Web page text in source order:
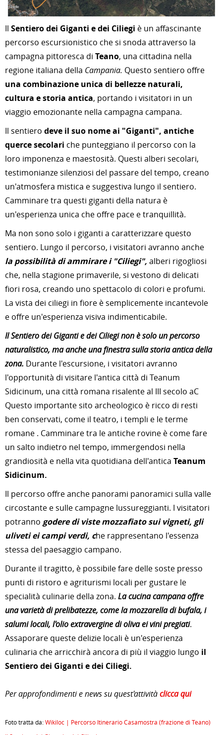
Il Sentiero dei Giganti e dei Ciliegi è un affascinante
percorso escursionistico che si snoda attraverso la
campagna pittoresca di Teano, una cittadina nella
regione italiana della Campania. Questo sentiero offre
una combinazione unica di bellezze naturali,
cultura e storia antica, portando i visitatori in un
viaggio emozionante nella campagna campana.
Il sentiero deve il suo nome ai "Giganti", antiche
querce secolari che punteggiano il percorso con la
loro imponenza e maestosità. Questi alberi secolari,
testimonianze silenziosi del passare del tempo, creano
un'atmosfera mistica e suggestiva lungo il sentiero.
Camminare tra questi giganti della natura è
un'esperienza unica che offre pace e tranquillità.
Ma non sono solo i giganti a caratterizzare questo
sentiero. Lungo il percorso, i visitatori avranno anche
la possibilità di ammirare i "Ciliegi", alberi rigogliosi
che, nella stagione primaverile, si vestono di delicati
fiori rosa, creando uno spettacolo di colori e profumi.
La vista dei ciliegi in fiore è semplicemente incantevole
e offre un'esperienza visiva indimenticabile.
Il Sentiero dei Giganti e dei Ciliegi non è solo un percorso
naturalistico, ma anche una finestra sulla storia antica della
zona. Durante l'escursione, i visitatori avranno
l'opportunità di visitare l'antica città di Teanum
Sidicinum, una città romana risalente al III secolo aC
Questo importante sito archeologico è ricco di resti
ben conservati, come il teatro, i templi e le terme
romane . Camminare tra le antiche rovine è come fare
un salto indietro nel tempo, immergendosi nella
grandiosità e nella vita quotidiana dell'antica Teanum
Sidicinum.
Il percorso offre anche panorami panoramici sulla valle
circostante e sulle campagne lussureggianti. I visitatori
potranno godere di viste mozzafiato sui vigneti, gli
uliveti ei campi verdi, che rappresentano l'essenza
stessa del paesaggio campano.
Durante il tragitto, è possibile fare delle soste presso
punti di ristoro e agriturismi locali per gustare le
specialità culinarie della zona. La cucina campana offre
una varietà di prelibatezze, come la mozzarella di bufala, i
salumi locali, l'olio extravergine di oliva ei vini pregiati.
Assaporare queste delizie locali è un'esperienza
culinaria che arricchirà ancora di più il viaggio lungo il
Sentiero dei Giganti e dei Ciliegi.
Per approfondimenti e news su quest'attivitàclicca qui
Foto tratta da:Wikiloc | Percorso Itinerario Casamostra (frazione di Teano)